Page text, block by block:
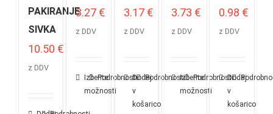
PAKIRANJE
SIVKA
10.50 €
z DDV
3.27 €
z DDV
Izberite
možnosti
Podrobnosti
3.17 €
z DDV
Dodaj
v
košarico
Podrobnosti
3.73 €
z DDV
Izberite
možnosti
Podrobnosti
0.98 €
z DDV
Dodaj
v
košarico